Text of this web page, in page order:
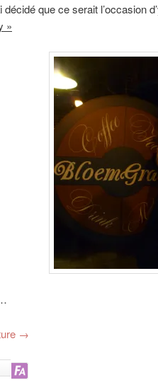
décidé que ce serait l’occasion
»
→